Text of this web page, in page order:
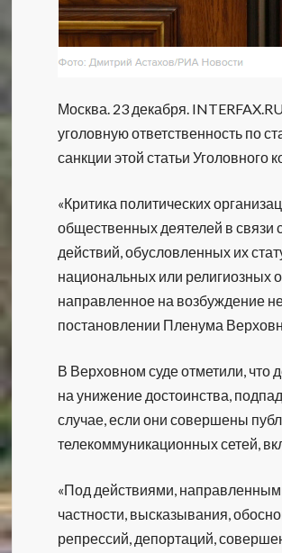
Москва. 23 декабря.
уголовную ответственность по
санкции этой статьи Уголовного
«Критика политических
общественных деятелей в
действий, обусловленных их
национальных или религиозных
направленное на возбуждение
постановлении Пленума
В Верховном суде отметили, что
на унижение достоинства,
случае, если они совершены
телекоммуникационных сетей,
«Под действиями,
частности, высказывания,
репрессий, депортаций,